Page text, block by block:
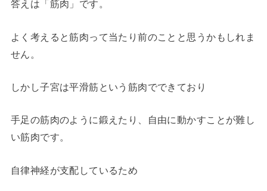
答えは「筋肉」です。
よく考えると筋肉って当たり前のことと思うかもしれま
せん。
しかし子宮は平滑筋という筋肉でできており
手足の筋肉のように鍛えたり、自由に動かすことが難し
い筋肉です。
自律神経が支配しているため